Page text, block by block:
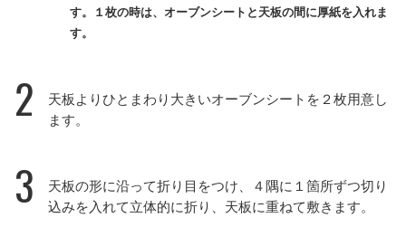
す。１枚の時は、オーブンシートと天板の間に厚紙を入れま
す。
2
天板よりひとまわり大きいオーブンシートを２枚用意し
ます。
3
天板の形に沿って折り目をつけ、４隅に１箇所ずつ切り
込みを入れて立体的に折り、天板に重ねて敷きます。